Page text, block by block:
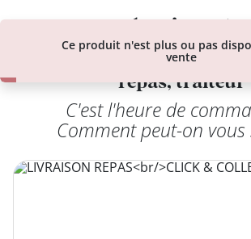
class’croute
DÉJEUNER
TRAITEUR
class’croute
restos-livraison
repas, traiteur
C'est l'heure de
Comment peut-on vous
Ce produit n'est plus ou pas
vente